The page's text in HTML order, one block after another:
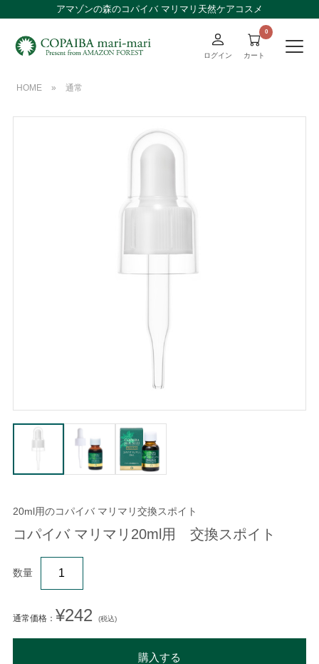
アマゾンの森のコパイバ マリマリ天然ケアコスメ
ログイン カート
HOME » 通常
20ml用のコパイバ マリマリ交換スポイト
コパイバ マリマリ20ml用 交換スポイト
数量
通常価格： ¥242 (税込)
購入する